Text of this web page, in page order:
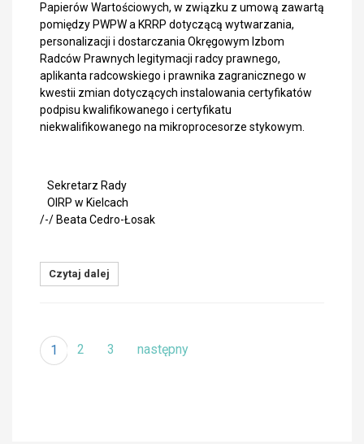
Papierów Wartościowych, w związku z umową zawartą
pomiędzy PWPW a KRRP dotyczącą wytwarzania,
personalizacji i dostarczania Okręgowym Izbom
Radców Prawnych legitymacji radcy prawnego,
aplikanta radcowskiego i prawnika zagranicznego w
kwestii zmian dotyczących instalowania certyfikatów
podpisu kwalifikowanego i certyfikatu
niekwalifikowanego na mikroprocesorze stykowym.
Sekretarz Rady
OIRP w Kielcach
/-/ Beata Cedro-Łosak
Czytaj dalej
1 2 3 następny